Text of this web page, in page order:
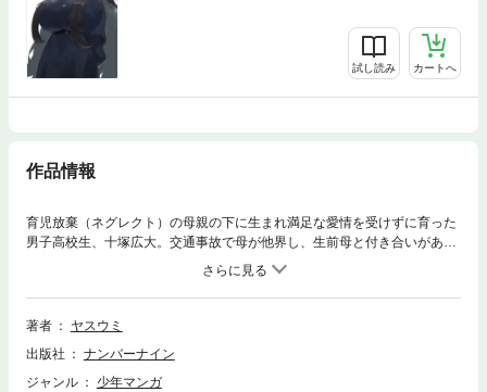
試し読み カートへ
作品情報
育児放棄（ネグレクト）の母親の下に生まれ満足な愛情を受けずに育った
男子高校生、十塚広大。交通事故で母が他界し、生前母と付き合いがあっ
た男性の一人娘、女子中学生の周防優梨が現れ六畳一間の狭いアパートで
同居生活を送る事に…『毒片親持ち』で『愛情不足』な少年少女ふたりの
『六畳一間共同生活』ラブコメ。ページ数78P。
著者
ヤスウミ
出版社
ナンバーナイン
ジャンル
少年マンガ